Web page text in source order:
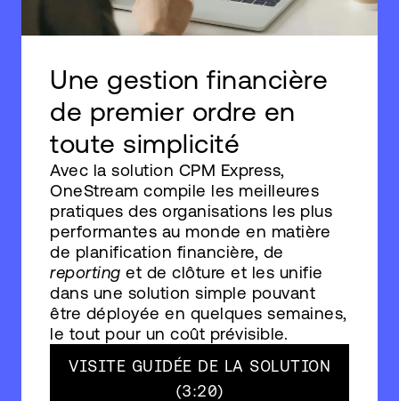
Une gestion financière
de premier ordre en
toute simplicité
Avec la solution CPM Express,
OneStream compile les meilleures
pratiques des organisations les plus
performantes au monde en matière
de planification financière, de
reporting et de clôture et les unifie
dans une solution simple pouvant
être déployée en quelques semaines,
le tout pour un coût prévisible.
VISITE GUIDÉE DE LA SOLUTION
(3:20)